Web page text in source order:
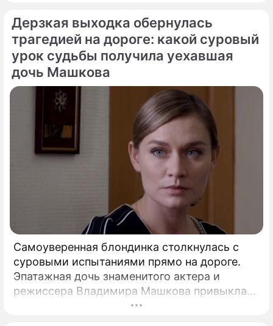
Дерзкая выходка обернулась
трагедией на дороге: какой суровый
урок судьбы получила уехавшая
дочь Машкова
Самоуверенная блондинка столкнулась с
суровыми испытаниями прямо на дороге.
Эпатажная дочь знаменитого актера и
режиссера Владимира Машкова привыкла
ярко и без купюр делиться с подписчиками